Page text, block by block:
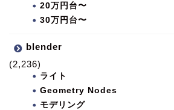
20万円台〜
30万円台〜
blender
(2,236)
ライト
Geometry Nodes
モデリング